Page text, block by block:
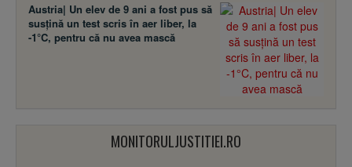
Austria| Un elev de 9 ani a fost pus să
susţină un test scris în aer liber, la
-1°C, pentru că nu avea mască
MONITORULJUSTITIEI.RO